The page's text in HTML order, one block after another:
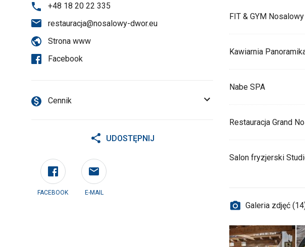
+48 18 20 22 335
restauracja@nosalowy-dwor.eu
Strona www
Facebook
Cennik
UDOSTĘPNIJ
FACEBOOK E-MAIL
FIT & GYM
Kawiarnia
Nabe SPA
Restauracja Grand
Salon fryzjerski
Galeria zdjęć